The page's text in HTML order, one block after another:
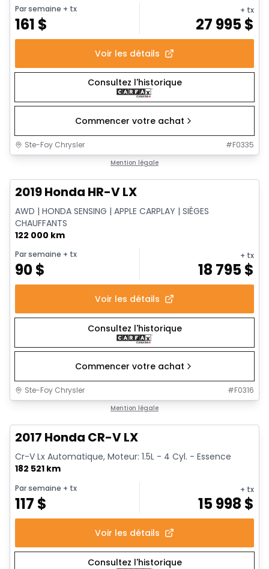
Par semaine + tx
161 $
+ tx
27 995$
Voir les détails
Consultez l'historique
Commencer votre achat
Ste-Foy Chrysler #F0335
Mention légale
2019 Honda HR-V LX
AWD | HONDA SENSING | APPLE CARPLAY | SIÈGES
CHAUFFANTS
122 000 km
Par semaine + tx
90$
+ tx
18 795$
Voir les détails
Consultez l'historique
Commencer votre achat
Ste-Foy Chrysler #F0316
Mention légale
2017 Honda CR-V LX
Cr-V Lx Automatique, Moteur: 1.5L - 4 Cyl. - Essence
182 521 km
Par semaine + tx
117 $
+ tx
15 998 $
Voir les détails
Consultez l'historique